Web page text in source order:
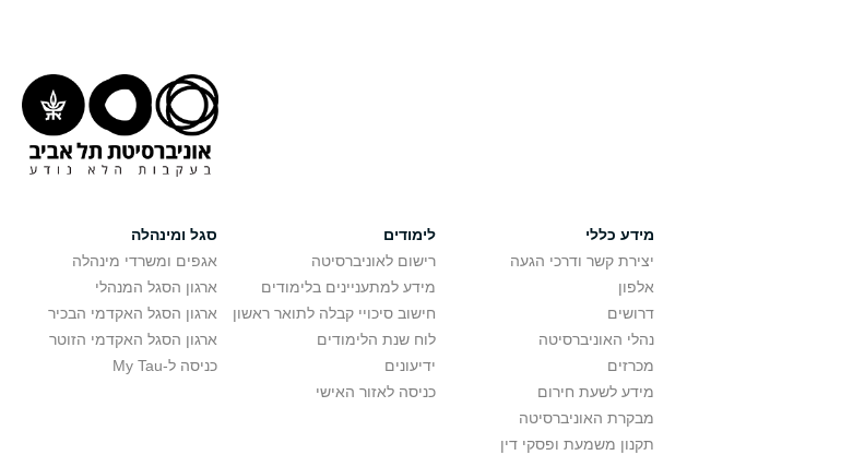
מידע כללי
יצירת קשר ודרכי הגעה
אלפון
דרושים
נהלי האוניברסיטה
מכרזים
מידע לשעת חירום
מבקרת האוניברסיטה
תקנון משמעת ופסקי דין
לימודים
רישום לאוניברסיטה
מידע למתעניינים בלימודים
חישוב סיכויי קבלה לתואר ראשון
לוח שנת הלימודים
ידיעונים
כניסה לאזור האישי
סגל ומינהלה
אגפים ומשרדי מינהלה
ארגון הסגל המנהלי
ארגון הסגל האקדמי הבכיר
ארגון הסגל האקדמי הזוטר
כניסה ל-My Tau